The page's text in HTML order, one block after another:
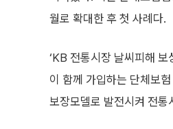
월로 확대한 후 첫 사례다.
‘KB 전통시장 날씨피해
이 함께 가입하는 단체보
보장모델로 발전시켜 전통